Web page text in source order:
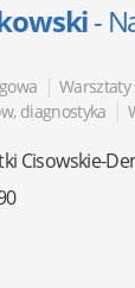
-
|
diagnostyka |
Cisowskie-